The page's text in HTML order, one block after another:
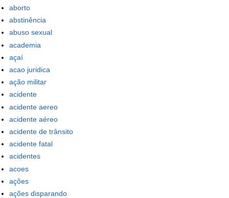
aborto
abstinência
abuso sexual
academia
açaí
acao juridica
ação militar
acidente
acidente aereo
acidente aéreo
acidente de trânsito
acidente fatal
acidentes
acoes
ações
ações disparando